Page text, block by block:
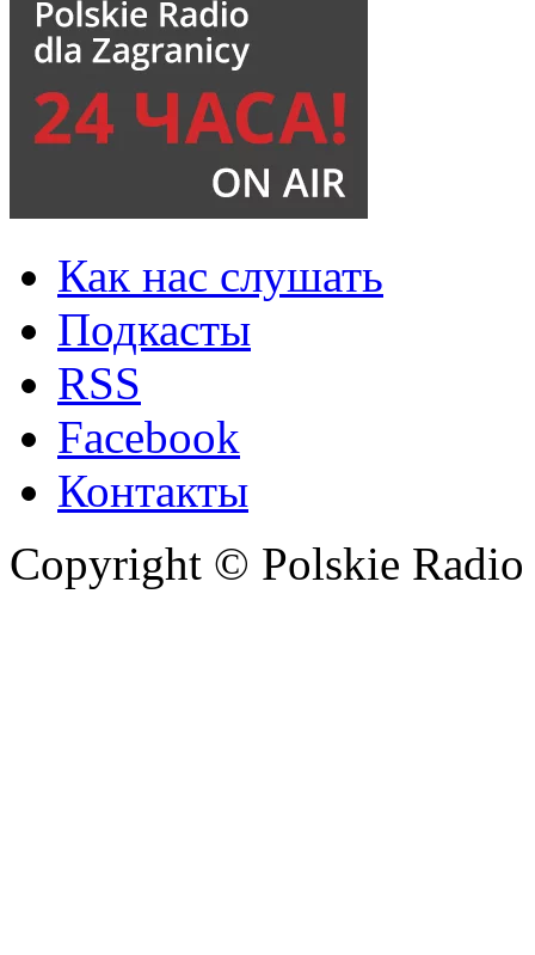
Как нас слушать
Подкасты
RSS
Facebook
Контакты
Copyright © Polskie